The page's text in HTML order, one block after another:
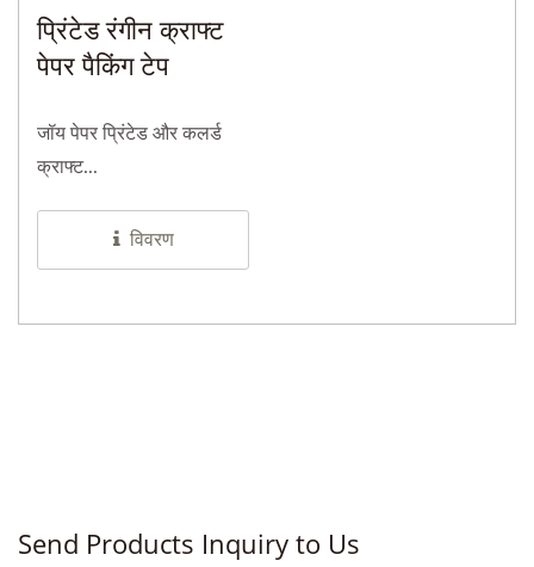
प्रिंटेड रंगीन क्राफ्ट
पेपर पैकिंग टेप
जॉय पेपर प्रिंटेड और कलर्ड
क्राफ्ट...
विवरण